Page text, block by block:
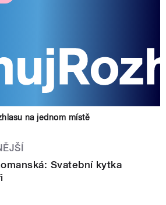
na jednom místě
Svatební kytka